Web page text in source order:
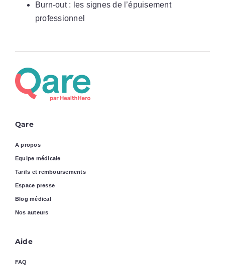
Burn-out : les signes de l’épuisement
professionnel
Qare
A propos
Equipe médicale
Tarifs et remboursements
Espace presse
Blog médical
Nos auteurs
Aide
FAQ